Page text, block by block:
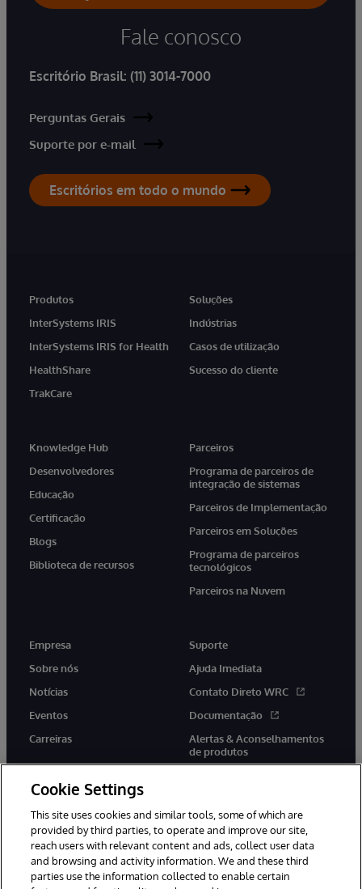
Fale conosco
Escritório Brasil: (11) 3014-7000
Perguntas Gerais
Suporte por e-mail
Escritórios em todo o mundo
Produtos
InterSystems IRIS
InterSystems IRIS for Health
HealthShare
TrakCare
Soluções
Indústrias
Casos de utilização
Sucesso do cliente
Knowledge Hub
Desenvolvedores
Educação
Certificação
Blogs
Biblioteca de recursos
Parceiros
Programa de parceiros de
integração de sistemas
Parceiros de Implementação
Parceiros em Soluções
Programa de parceiros
tecnológicos
Parceiros na Nuvem
Empresa
Sobre nós
Notícias
Eventos
Carreiras
Suporte
Ajuda Imediata
Contato Direto WRC
Documentação
Alertas & Aconselhamentos
de produtos
twitter youtubefacebooklinkedin
Cookie Settings
This site uses cookies and similar tools, some of which are
provided by third parties, to operate and improve our site,
reach users with relevant content and ads, collect user data
and browsing and activity information. We and these third
parties use the information collected to enable certain